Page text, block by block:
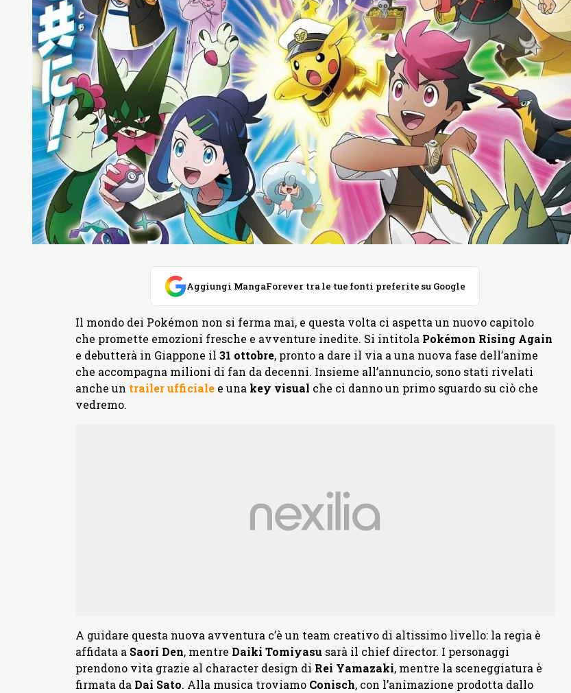
Aggiungi MangaForever tra le tue fonti preferite su Google
Il mondo dei Pokémon non si ferma mai, e questa volta ci aspetta un nuovo capitolo
che promette emozioni fresche e avventure inedite. Si intitola Pokémon Rising Again
e debutterà in Giappone il 31 ottobre, pronto a dare il via a una nuova fase dell’anime
che accompagna milioni di fan da decenni. Insieme all’annuncio, sono stati rivelati
anche un trailer ufficialee una key visual che ci danno un primo sguardo su ciò che
vedremo.
A guidare questa nuova avventura c’è un team creativo di altissimo livello: la regia è
affidata a Saori Den, mentre Daiki Tomiyasusarà il chief director. I personaggi
prendono vita grazie al character design di Rei Yamazaki, mentre la sceneggiatura è
firmata da Dai Sato. Alla musica troviamo Conisch, con l’animazione prodotta dallo